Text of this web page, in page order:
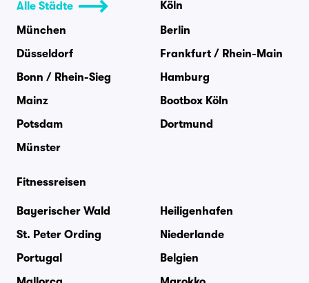
Alle Städte
Köln
München
Berlin
Düsseldorf
Frankfurt / Rhein-Main
Bonn / Rhein-Sieg
Hamburg
Mainz
Bootbox Köln
Potsdam
Dortmund
Münster
Fitnessreisen
Bayerischer Wald
Heiligenhafen
St. Peter Ording
Niederlande
Portugal
Belgien